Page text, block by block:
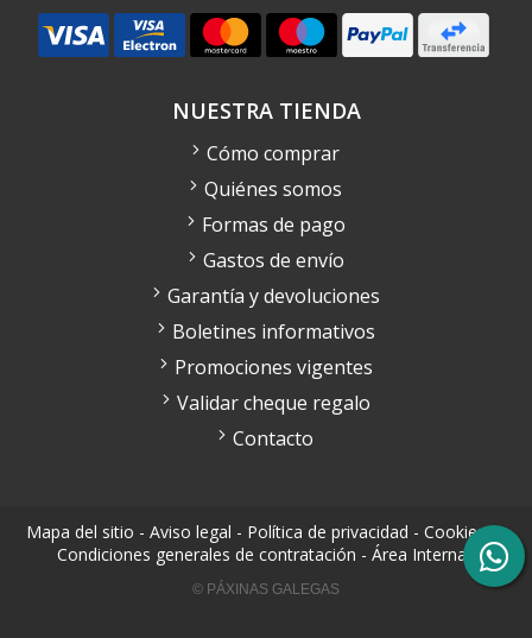
NUESTRA TIENDA
Cómo comprar
Quiénes somos
Formas de pago
Gastos de envío
Garantía y devoluciones
Boletines informativos
Promociones vigentes
Validar cheque regalo
Contacto
Mapa del sitio - Aviso legal - Política de privacidad - Cookies-
Condiciones generales de contratación - Área Interna
© PÁXINAS GALEGAS